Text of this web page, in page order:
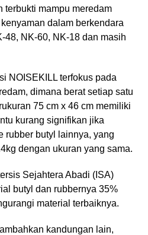
terbukti mampu meredam
dalam berkendara
48, NK-60, NK-18 dan masih
NOISEKILL terfokus pada
dimana berat setiap satu
75 cm x 46 cm memiliki
kurang signifikan jika
rubber butyl lainnya, yang
dengan ukuran yang sama.
Sejahtera Abadi (ISA)
butyl dan rubbernya 35%
material terbaiknya.
kandungan lain,